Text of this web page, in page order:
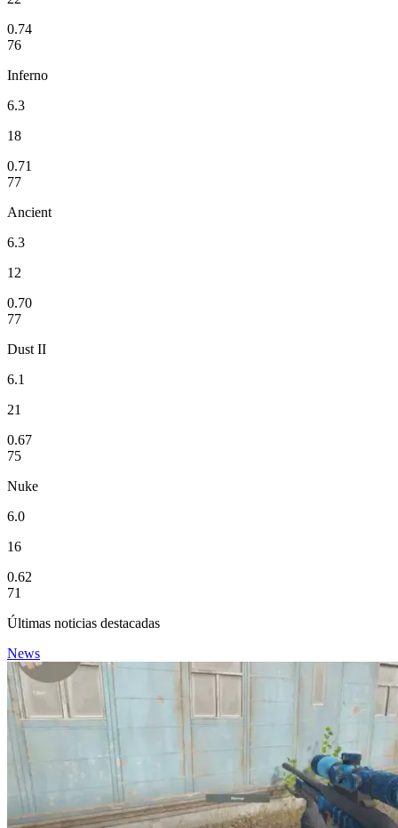
0.74
76
Inferno
6.3
18
0.71
77
Ancient
6.3
12
0.70
77
Dust II
6.1
21
0.67
75
Nuke
6.0
16
0.62
71
Últimas noticias destacadas
News